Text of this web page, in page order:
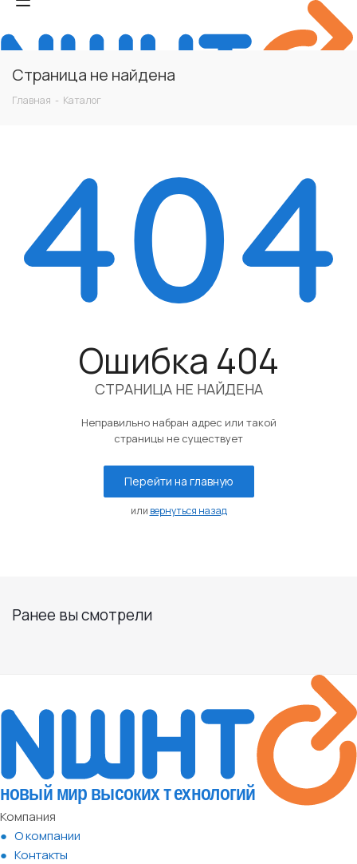
Страница не найдена
Главная - Каталог
Ошибка 404
СТРАНИЦА НЕ НАЙДЕНА
Неправильно набран адрес или такой
страницы не существует
Перейти на главную
или вернуться назад
Ранее вы смотрели
Компания
О компании
Контакты